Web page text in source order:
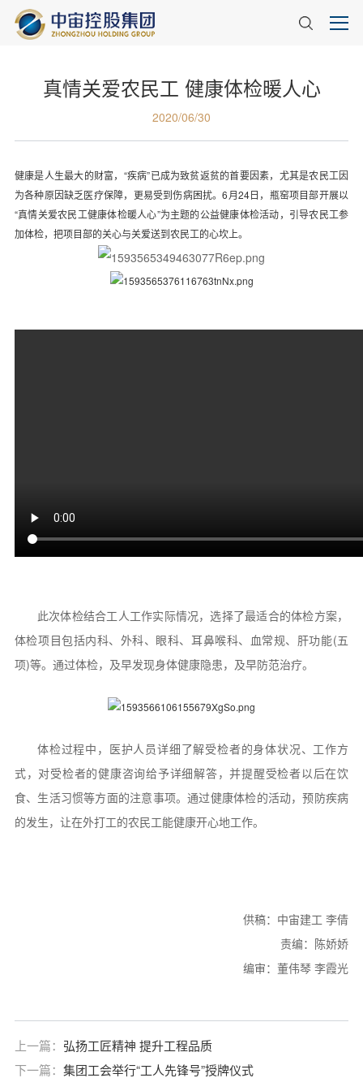
真情关爱农民工 健康体检暖人心
2020/06/30
健康是人生最大的财富，“疾病”已成为致贫返贫的首要因素，尤其是农民工因
为各种原因缺乏医疗保障，更易受到伤病困扰。6月24日，瓶窑项目部开展以
“真情关爱农民工健康体检暖人心”为主题的公益健康体检活动，引导农民工参
加体检，把项目部的关心与关爱送到农民工的心坎上。
此次体检结合工人工作实际情况，选择了最适合的体检方案，
体检项目包括内科、外科、眼科、耳鼻喉科、血常规、肝功能(五
项)等。通过体检，及早发现身体健康隐患，及早防范治疗。
体检过程中，医护人员详细了解受检者的身体状况、工作方
式，对受检者的健康咨询给予详细解答，并提醒受检者以后在饮
食、生活习惯等方面的注意事项。通过健康体检的活动，预防疾病
的发生，让在外打工的农民工能健康开心地工作。
供稿：中宙建工 李倩
责编：陈娇娇
编审：董伟琴 李霞光
上一篇： 弘扬工匠精神 提升工程品质
下一篇： 集团工会举行“工人先锋号”授牌仪式